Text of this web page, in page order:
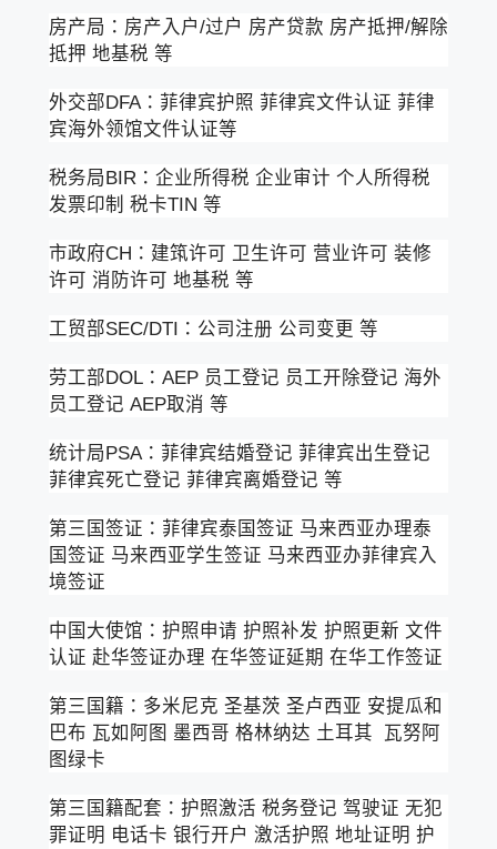
房产局：房产入户/过户 房产贷款 房产抵押/解除
抵押 地基税 等
外交部DFA：菲律宾护照 菲律宾文件认证 菲律
宾海外领馆文件认证等
税务局BIR：企业所得税 企业审计 个人所得税
发票印制 税卡TIN 等
市政府CH：建筑许可 卫生许可 营业许可 装修
许可 消防许可 地基税 等
工贸部SEC/DTI：公司注册 公司变更 等
劳工部DOL：AEP 员工登记 员工开除登记 海外
员工登记 AEP取消 等
统计局PSA：菲律宾结婚登记 菲律宾出生登记
菲律宾死亡登记 菲律宾离婚登记 等
第三国签证：菲律宾泰国签证 马来西亚办理泰
国签证 马来西亚学生签证 马来西亚办菲律宾入
境签证
中国大使馆：护照申请 护照补发 护照更新 文件
认证 赴华签证办理 在华签证延期 在华工作签证
第三国籍：多米尼克 圣基茨 圣卢西亚 安提瓜和
巴布 瓦如阿图 墨西哥 格林纳达 土耳其 瓦努阿
图绿卡
第三国籍配套：护照激活 税务登记 驾驶证 无犯
罪证明 电话卡 银行开户 激活护照 地址证明 护